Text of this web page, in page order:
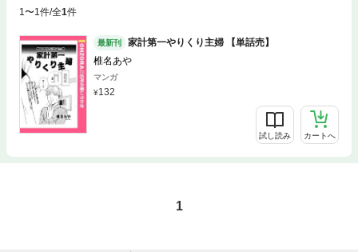
1〜1件/全1件
最新刊
家計第一やりくり主婦 【単話売】
椎名あや
マンガ
132
試し読み カートへ
1